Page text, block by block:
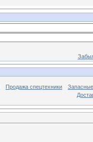
Продажа спецтехники